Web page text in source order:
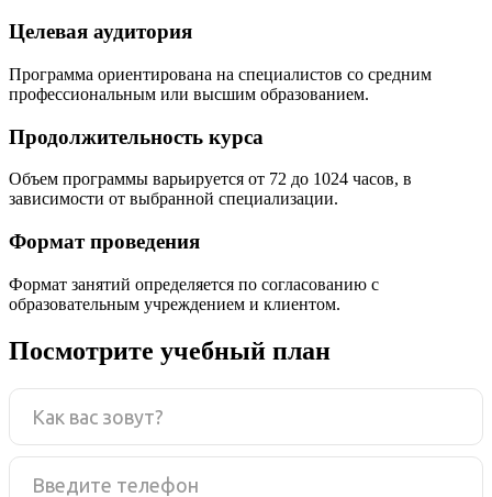
Целевая аудитория
Программа ориентирована на специалистов со средним
профессиональным или высшим образованием.
Продолжительность курса
Объем программы варьируется от 72 до 1024 часов, в
зависимости от выбранной специализации.
Формат проведения
Формат занятий определяется по согласованию с
образовательным учреждением и клиентом.
Посмотрите учебный план